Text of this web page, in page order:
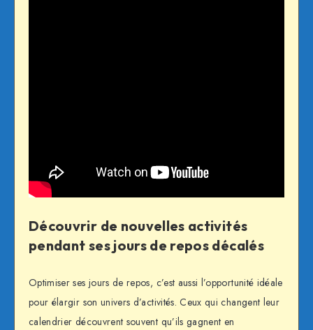
Découvrir de nouvelles activités
pendant ses jours de repos décalés
Optimiser ses jours de repos, c’est aussi l’opportunité idéale
pour élargir son univers d’activités. Ceux qui changent leur
calendrier découvrent souvent qu’ils gagnent en